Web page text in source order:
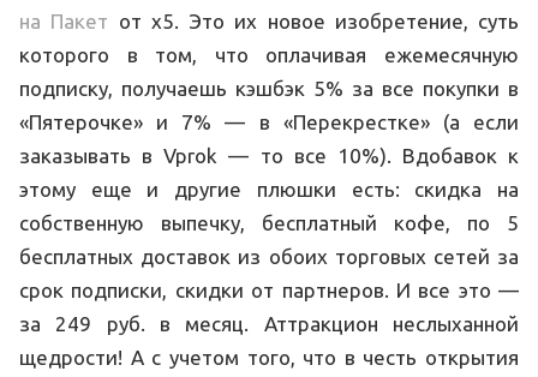
на Пакет от x5. Это их новое изобретение, суть
которого в том, что оплачивая ежемесячную
подписку, получаешь кэшбэк 5% за все покупки в
«Пятерочке» и 7% — в «Перекрестке» (а если
заказывать в Vprok — то все 10%). Вдобавок к
этому еще и другие плюшки есть: скидка на
собственную выпечку, бесплатный кофе, по 5
бесплатных доставок из обоих торговых сетей за
срок подписки, скидки от партнеров. И все это —
за 249 руб. в месяц. Аттракцион неслыханной
щедрости! А с учетом того, что в честь открытия